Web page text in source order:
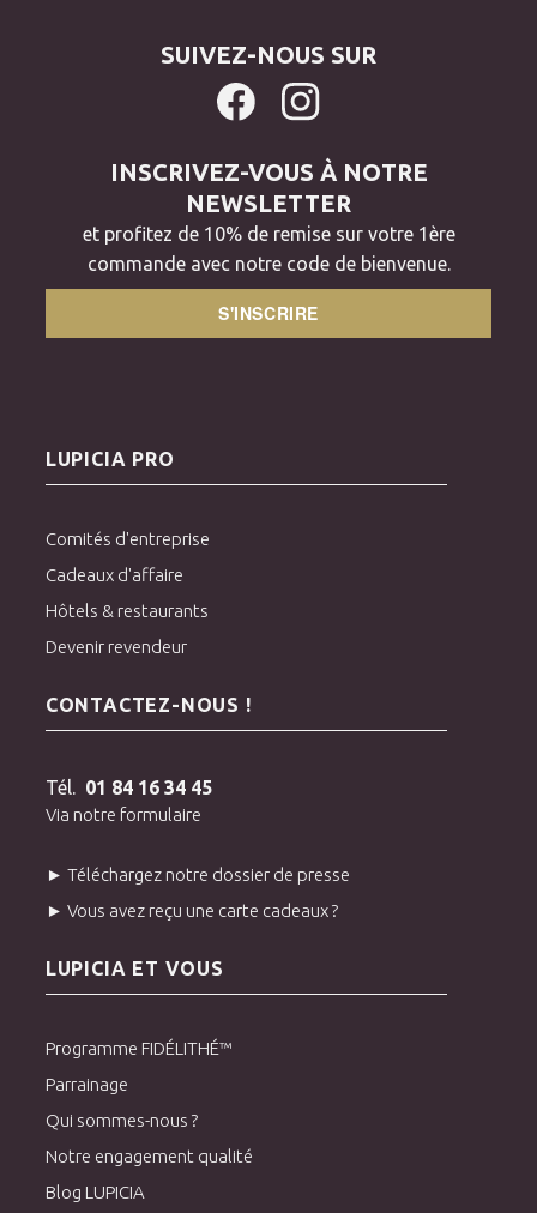
SUIVEZ-NOUS SUR
INSCRIVEZ-VOUS À NOTRE
NEWSLETTER
et profitez de 10% de remise sur votre 1ère
commande avec notre code de bienvenue.
S'INSCRIRE
LUPICIA PRO
Comités d'entreprise
Cadeaux d'affaire
Hôtels & restaurants
Devenir revendeur
CONTACTEZ-NOUS !
Tél. 01 84 16 34 45
Via notre formulaire
► Téléchargez notre dossier de presse
► Vous avez reçu une carte cadeaux ?
LUPICIA ET VOUS
Programme FIDÉLITHÉ™
Parrainage
Qui sommes-nous ?
Notre engagement qualité
Blog LUPICIA